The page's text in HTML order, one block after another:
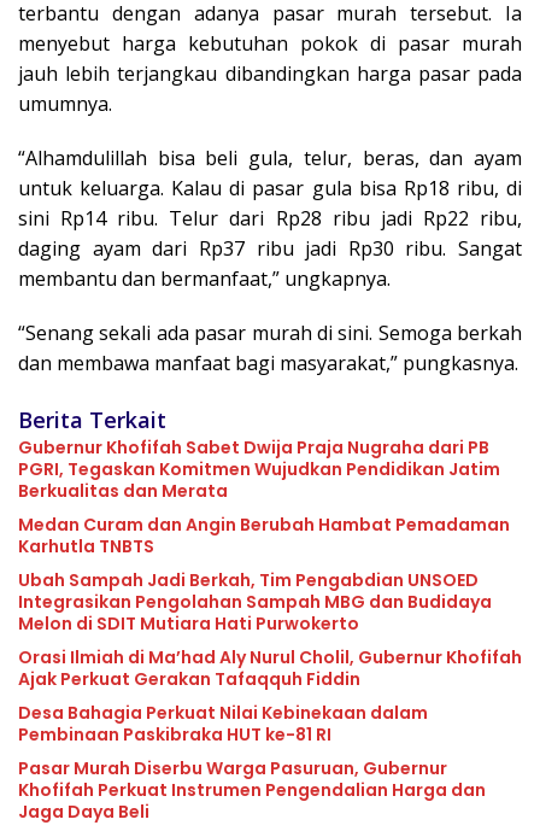
terbantu dengan adanya pasar murah tersebut. Ia
menyebut harga kebutuhan pokok di pasar murah
jauh lebih terjangkau dibandingkan harga pasar pada
umumnya.
“Alhamdulillah bisa beli gula, telur, beras, dan ayam
untuk keluarga. Kalau di pasar gula bisa Rp18 ribu, di
sini Rp14 ribu. Telur dari Rp28 ribu jadi Rp22 ribu,
daging ayam dari Rp37 ribu jadi Rp30 ribu. Sangat
membantu dan bermanfaat,” ungkapnya.
“Senang sekali ada pasar murah di sini. Semoga berkah
dan membawa manfaat bagi masyarakat,” pungkasnya.
Berita Terkait
Gubernur Khofifah Sabet Dwija Praja Nugraha dari PB
PGRI, Tegaskan Komitmen Wujudkan Pendidikan Jatim
Berkualitas dan Merata
Medan Curam dan Angin Berubah Hambat Pemadaman
Karhutla TNBTS
Ubah Sampah Jadi Berkah, Tim Pengabdian UNSOED
Integrasikan Pengolahan Sampah MBG dan Budidaya
Melon di SDIT Mutiara Hati Purwokerto
Orasi Ilmiah di Ma’had Aly Nurul Cholil, Gubernur Khofifah
Ajak Perkuat Gerakan Tafaqquh Fiddin
Desa Bahagia Perkuat Nilai Kebinekaan dalam
Pembinaan Paskibraka HUT ke-81 RI
Pasar Murah Diserbu Warga Pasuruan, Gubernur
Khofifah Perkuat Instrumen Pengendalian Harga dan
Jaga Daya Beli